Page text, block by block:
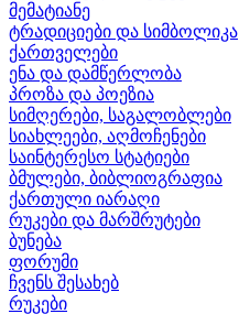
მემატიანე
ტრადიციები და სიმბოლიკა
ქართველები
ენა და დამწერლობა
პროზა და პოეზია
სიმღერები, საგალობლები
სიახლეები, აღმოჩენები
საინტერესო სტატიები
ბმულები, ბიბლიოგრაფია
ქართული იარაღი
რუკები და მარშრუტები
ბუნება
ფორუმი
ჩვენს შესახებ
რუკები